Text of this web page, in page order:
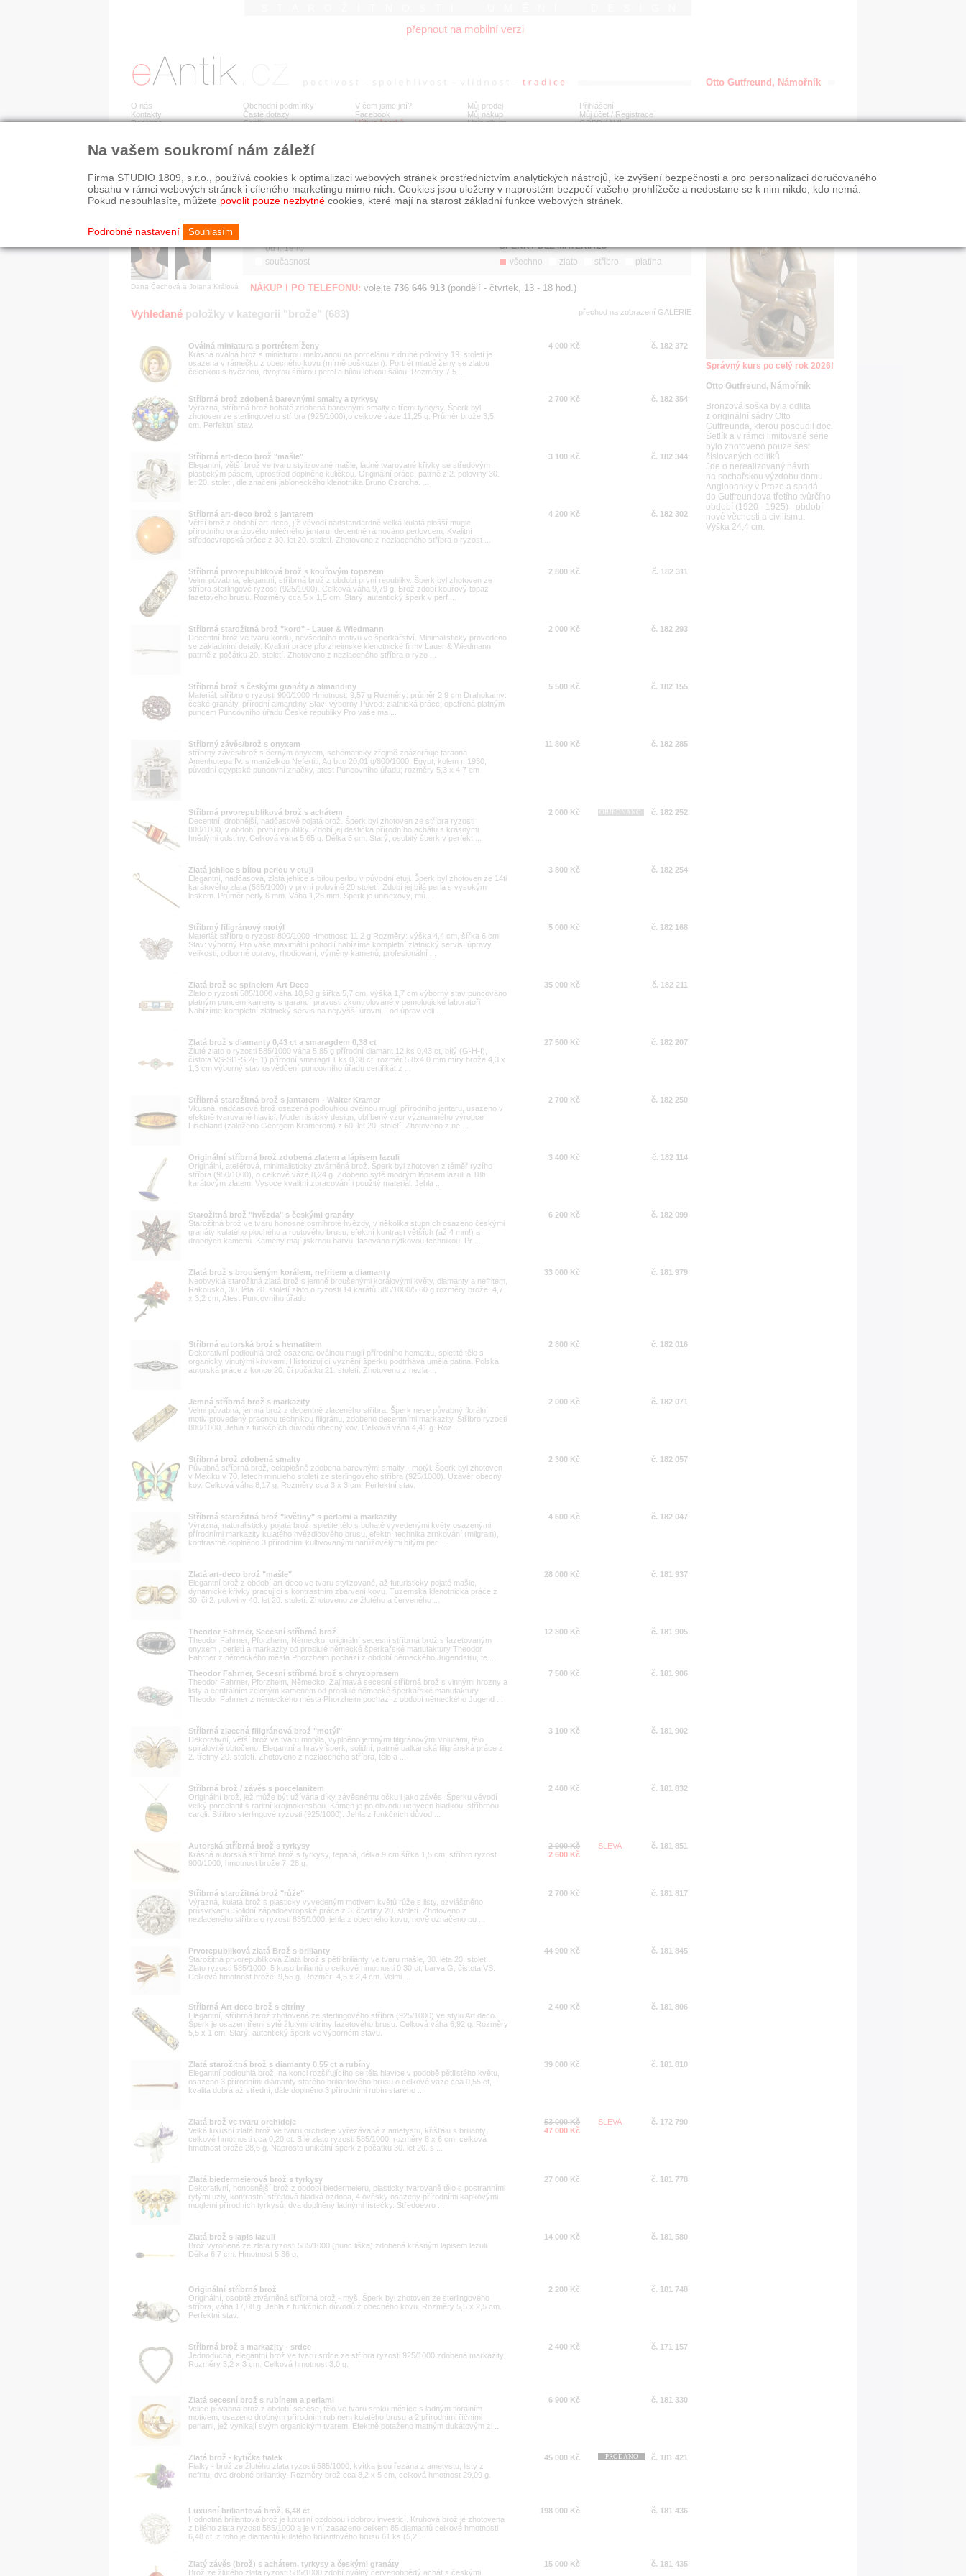
přepnout na mobilní verzi
O nás
Kontakty
Recenze
Obchodní podmínky
Časté dotazy
Ceník
V čem jsme jiní?
Facebook
Výkup šperků
Můj prodej
Můj nákup
Moje album
Přihlášení
Můj účet / Registrace
GDPR/AML
Jsme prověřená firma
Zákazníci u nás oceňují:
■ odborné zázemí
■ bezpečné prostředí
Dana Čechová a Jolana Králová
RYCHLÉ HLEDÁNÍ
HISTORICKÉ OBDOBÍ
všechno
před r. 1800
od r. 1940
současnost
STÁŘÍ NABÍDKY
všechno
jen poslední den
ŘAZENÍ
nejnovější napřed
podle cen sestupně
SLEVY
jen slevy
ŠPERKY DLE MATERIÁLU
všechno
zlato stříbro platina
NÁKUP I PO TELEFONU: volejte 736 646 913 (pondělí - čtvrtek, 13 - 18 hod.)
Vyhledané položky v kategorii "brože" (683) přechod na zobrazení GALERIE
Oválná miniatura s portrétem ženy
Krásná oválná brož s miniaturou malovanou na porcelánu z druhé poloviny 19. století je
osazena v rámečku z obecného kovu (mírně poškozen). Portrét mladé ženy se zlatou
čelenkou s hvězdou, dvojitou šňůrou perel a bílou lehkou šálou. Rozměry 7,5 ...
4 000 Kč č. 182 372
Stříbrná brož zdobená barevnými smalty a tyrkysy
Výrazná, stříbrná brož bohatě zdobená barevnými smalty a třemi tyrkysy. Šperk byl
zhotoven ze sterlingového stříbra (925/1000),o celkové váze 11,25 g. Průměr brože 3,5
cm. Perfektní stav.
2 700 Kč č. 182 354
Stříbrná art-deco brož "mašle"
Elegantní, větší brož ve tvaru stylizované mašle, ladně tvarované křivky se středovým
plastickým pásem, uprostřed doplněno kuličkou. Originální práce, patrně z 2. poloviny 30.
let 20. století, dle značení jabloneckého klenotníka Bruno Czorcha. ...
3 100 Kč č. 182 344
Stříbrná art-deco brož s jantarem
Větší brož z období art-deco, jíž vévodí nadstandardně velká kulatá plošší mugle
přírodního oranžového mléčného jantaru, decentně rámováno perlovcem. Kvalitní
středoevropská práce z 30. let 20. století. Zhotoveno z nezlaceného stříbra o ryzost ...
4 200 Kč č. 182 302
Stříbrná prvorepubliková brož s kouřovým topazem
Velmi půvabná, elegantní, stříbrná brož z období první republiky. Šperk byl zhotoven ze
stříbra sterlingové ryzosti (925/1000). Celková váha 9,79 g. Brož zdobí kouřový topaz
fazetového brusu. Rozměry cca 5 x 1,5 cm. Starý, autentický šperk v perf ...
2 800 Kč č. 182 311
Stříbrná starožitná brož "kord" - Lauer & Wiedmann
Decentní brož ve tvaru kordu, nevšedního motivu ve šperkařství. Minimalisticky provedeno
se základními detaily. Kvalitní práce pforzheimské klenotnické firmy Lauer & Wiedmann
patrně z počátku 20. století. Zhotoveno z nezlaceného stříbra o ryzo ...
2 000 Kč č. 182 293
Stříbrná brož s českými granáty a almandiny
Materiál: stříbro o ryzosti 900/1000 Hmotnost: 9,57 g Rozměry: průměr 2,9 cm Drahokamy:
české granáty, přírodní almandiny Stav: výborný Původ: zlatnická práce, opatřená platným
puncem Puncovního úřadu České republiky Pro vaše ma ...
5 500 Kč č. 182 155
Stříbrný závěs/brož s onyxem
stříbrný závěs/brož s černým onyxem, schématicky zřejmě znázorňuje faraona
Amenhotepa IV. s manželkou Nefertiti, Ag btto 20,01 g/800/1000, Egypt, kolem r. 1930,
původní egyptské puncovní značky, atest Puncovního úřadu; rozměry 5,3 x 4,7 cm
11 800 Kč č. 182 285
Stříbrná prvorepubliková brož s achátem
Decentní, drobnější, nadčasově pojatá brož. Šperk byl zhotoven ze stříbra ryzosti
800/1000, v období první republiky. Zdobí jej destička přírodního achátu s krásnými
hnědými odstíny. Celková váha 5,65 g. Délka 5 cm. Starý, osobitý šperk v perfekt ...
2 000 Kč OBJEDNÁNO č. 182 252
Zlatá jehlice s bílou perlou v etuji
Elegantní, nadčasová, zlatá jehlice s bílou perlou v původní etuji. Šperk byl zhotoven ze 14ti
karátového zlata (585/1000) v první polovině 20.století. Zdobí jej bílá perla s vysokým
leskem. Průměr perly 6 mm. Váha 1,26 mm. Šperk je unisexový, mů ...
3 800 Kč č. 182 254
Stříbrný filigránový motýl
Materiál: stříbro o ryzosti 800/1000 Hmotnost: 11,2 g Rozměry: výška 4,4 cm, šířka 6 cm
Stav: výborný Pro vaše maximální pohodlí nabízíme kompletní zlatnický servis: úpravy
velikosti, odborné opravy, rhodiování, výměny kamenů, profesionální ...
5 000 Kč č. 182 168
Zlatá brož se spinelem Art Deco
Zlato o ryzosti 585/1000 váha 10,98 g šířka 5,7 cm, výška 1,7 cm výborný stav puncováno
platným puncem kameny s garancí pravosti zkontrolované v gemologické laboratoři
Nabízíme kompletní zlatnický servis na nejvyšší úrovni – od úprav veli ...
35 000 Kč č. 182 211
Zlatá brož s diamanty 0,43 ct a smaragdem 0,38 ct
Žluté zlato o ryzosti 585/1000 váha 5,85 g přírodní diamant 12 ks 0,43 ct, bílý (G-H-I),
čistota VS-SI1-SI2(-I1) přírodní smaragd 1 ks 0,38 ct, rozměr 5,8x4,0 mm míry brože 4,3 x
1,3 cm výborný stav osvědčení puncovního úřadu certifikát z ...
27 500 Kč č. 182 207
Stříbrná starožitná brož s jantarem - Walter Kramer
Vkusná, nadčasová brož osazená podlouhlou oválnou muglí přírodního jantaru, usazeno v
efektně tvarované hlavici. Modernistický design, oblíbený vzor významného výrobce
Fischland (založeno Georgem Kramerem) z 60. let 20. století. Zhotoveno z ne ...
2 700 Kč č. 182 250
Originální stříbrná brož zdobená zlatem a lápisem lazuli
Originální, ateliérová, minimalisticky ztvárněná brož. Šperk byl zhotoven z téměř ryzího
stříbra (950/1000), o celkové váze 8,24 g. Zdobeno sytě modrým lápisem lazuli a 18ti
karátovým zlatem. Vysoce kvalitní zpracování i použitý materiál. Jehla ...
3 400 Kč č. 182 114
Starožitná brož "hvězda" s českými granáty
Starožitná brož ve tvaru honosné osmihroté hvězdy, v několika stupních osazeno českými
granáty kulatého plochého a routového brusu, efektní kontrast větších (až 4 mm!) a
drobných kamenů. Kameny mají jiskrnou barvu, fasováno nýtkovou technikou. Pr ...
6 200 Kč č. 182 099
Zlatá brož s broušeným korálem, nefritem a diamanty
Neobvyklá starožitná zlatá brož s jemně broušenými korálovými květy, diamanty a nefritem,
Rakousko, 30. léta 20. století zlato o ryzosti 14 karátů 585/1000/5,60 g rozměry brože: 4,7
x 3,2 cm, Atest Puncovního úřadu
33 000 Kč č. 181 979
Stříbrná autorská brož s hematitem
Dekorativní podlouhlá brož osazena oválnou muglí přírodního hematitu, spletité tělo s
organicky vinutými křivkami. Historizující vyznění šperku podtrhává umělá patina. Polská
autorská práce z konce 20. či počátku 21. století. Zhotoveno z nezla ...
2 800 Kč č. 182 016
Jemná stříbrná brož s markazity
Velmi půvabná, jemná brož z decentně zlaceného stříbra. Šperk nese půvabný florální
motiv provedený pracnou technikou filigránu, zdobeno decentními markazity. Stříbro ryzosti
800/1000. Jehla z funkčních důvodů obecný kov. Celková váha 4,41 g. Roz ...
2 000 Kč č. 182 071
Stříbrná brož zdobená smalty
Půvabná stříbrná brož, celoplošně zdobena barevnými smalty - motýl. Šperk byl zhotoven
v Mexiku v 70. letech minulého století ze sterlingového stříbra (925/1000). Uzávěr obecný
kov. Celková váha 8,17 g. Rozměry cca 3 x 3 cm. Perfektní stav.
2 300 Kč č. 182 057
Stříbrná starožitná brož "květiny" s perlami a markazity
Výrazná, naturalisticky pojatá brož, spletité tělo s bohatě vyvedenými květy osazenými
přírodními markazity kulatého hvězdicového brusu, efektní technika zrnkování (milgrain),
kontrastně doplněno 3 přírodními kultivovanými narůžovělými bílými per ...
4 600 Kč č. 182 047
Zlatá art-deco brož "mašle"
Elegantní brož z období art-deco ve tvaru stylizované, až futuristicky pojaté mašle,
dynamické křivky pracující s kontrastním zbarvení kovu. Tuzemská klenotnická práce z
30. či 2. poloviny 40. let 20. století. Zhotoveno ze žlutého a červeného ...
28 000 Kč č. 181 937
Theodor Fahrner, Secesní stříbrná brož
Theodor Fahrner, Pforzheim, Německo, originální secesní stříbrná brož s fazetovaným
onyxem , perletí a markazity od proslulé německé šperkařské manufaktury Theodor
Fahrner z německého města Phorzheim pochází z období německého Jugendstilu, te ...
12 800 Kč č. 181 905
Theodor Fahrner, Secesní stříbrná brož s chryzoprasem
Theodor Fahrner, Pforzheim, Německo, Zajímavá secesní stříbrná brož s vinnými hrozny a
listy a centrálním zeleným kamenem od proslulé německé šperkařské manufaktury
Theodor Fahrner z německého města Phorzheim pochází z období německého Jugend ...
7 500 Kč č. 181 906
Stříbrná zlacená filigránová brož "motýl"
Dekorativní, větší brož ve tvaru motýla, vyplněno jemnými filigránovými volutami, tělo
spirálovitě obtočeno. Elegantní a hravý šperk, solidní, patrně balkánská filigránská práce z
2. třetiny 20. století. Zhotoveno z nezlaceného stříbra, tělo a ...
3 100 Kč č. 181 902
Stříbrná brož / závěs s porcelanitem
Originální brož, jež může být užívána díky závěsnému očku i jako závěs. Šperku vévodí
velký porcelanit s raritní krajinokresbou. Kámen je po obvodu uchycen hladkou, stříbrnou
carglí. Stříbro sterlingové ryzosti (925/1000). Jehla z funkčních důvod ...
2 400 Kč č. 181 832
Autorská stříbrná brož s tyrkysy
Krásná autorská stříbrná brož s tyrkysy, tepaná, délka 9 cm šířka 1,5 cm, stříbro ryzost
900/1000, hmotnost brože 7, 28 g.
2 900 Kč
2 600 Kč
SLEVA č. 181 851
Stříbrná starožitná brož "růže"
Výrazná, kulatá brož s plasticky vyvedeným motivem květů růže s listy, ozvláštněno
průsvitkami. Solidní západoevropská práce z 3. čtvrtiny 20. století. Zhotoveno z
nezlaceného stříbra o ryzosti 835/1000, jehla z obecného kovu; nově označeno pu ...
2 700 Kč č. 181 817
Prvorepubliková zlatá Brož s brilianty
Starožitná prvorepubliková Zlatá brož s pěti brilianty ve tvaru mašle, 30. léta 20. století.
Zlato ryzosti 585/1000. 5 kusu briliantů o celkové hmotnosti 0,30 ct, barva G, čistota VS.
Celková hmotnost brože: 9,55 g. Rozměr: 4,5 x 2,4 cm. Velmi ...
44 900 Kč č. 181 845
Stříbrná Art deco brož s citríny
Elegantní, stříbrná brož zhotovená ze sterlingového stříbra (925/1000) ve stylu Art deco.
Šperk je osazen třemi sytě žlutými citríny fazetového brusu. Celková váha 6,92 g. Rozměry
5,5 x 1 cm. Starý, autentický šperk ve výborném stavu.
2 400 Kč č. 181 806
Zlatá starožitná brož s diamanty 0,55 ct a rubíny
Elegantní podlouhlá brož, na konci rozšiřujícího se těla hlavice v podobě pětilistého květu,
osazeno 3 přírodními diamanty starého briliantového brusu o celkové váze cca 0,55 ct,
kvalita dobrá až střední, dále doplněno 3 přírodními rubín starého ...
39 000 Kč č. 181 810
Zlatá brož ve tvaru orchideje
Velká luxusní zlatá brož ve tvaru orchideje vyřezávané z ametystu, křišťálu s brilianty
celkové hmotnosti cca 0,20 ct. Bílé zlato ryzosti 585/1000, rozměry 8 x 6 cm, celková
hmotnost brože 28,6 g. Naprosto unikátní šperk z počátku 30. let 20. s ...
53 000 Kč
47 000 Kč
SLEVA č. 172 790
Zlatá biedermeierová brož s tyrkysy
Dekorativní, honosnější brož z období biedermeieru, plasticky tvarovaně tělo s postranními
rytými uzly, kontrastní středová hladká ozdoba, 4 ověsky osazeny přírodními kapkovými
muglemi přírodních tyrkysů, dva doplněny ladnými lístečky. Středoevro ...
27 000 Kč č. 181 778
Zlatá brož s lapis lazuli
Brož vyrobená ze zlata ryzosti 585/1000 (punc liška) zdobená krásným lapisem lazuli.
Délka 6,7 cm. Hmotnost 5,36 g.
14 000 Kč č. 181 580
Originální stříbrná brož
Originální, osobitě ztvárněná stříbrná brož - myš. Šperk byl zhotoven ze sterlingového
stříbra, váha 17,08 g. Jehla z funkčních důvodů z obecného kovu. Rozměry 5,5 x 2,5 cm.
Perfektní stav.
2 200 Kč č. 181 748
Stříbrná brož s markazity - srdce
Jednoduchá, elegantní brož ve tvaru srdce ze stříbra ryzosti 925/1000 zdobená markazity.
Rozměry 3,2 x 3 cm. Celková hmotnost 3,0 g.
2 400 Kč č. 171 157
Zlatá secesní brož s rubínem a perlami
Velice půvabná brož z období secese, tělo ve tvaru srpku měsíce s ladným florálním
motivem, osazeno drobným přírodním rubínem kulatého brusu a 2 přírodními říčními
perlami, jež vynikají svým organickým tvarem. Efektně potaženo matným dukátovým zl ...
6 900 Kč č. 181 330
Zlatá brož - kytička fialek
Fialky - brož ze žlutého zlata ryzosti 585/1000, kvítka jsou řezána z ametystu, listy z
nefritu, dva drobné briliantky. Rozměry brož cca 8,2 x 5 cm, celková hmotnost 29,09 g.
45 000 Kč PRODÁNO č. 181 421
Luxusní briliantová brož, 6,48 ct
Hodnotná briliantová brož je luxusní ozdobou i dobrou investicí. Kruhová brož je zhotovena
z bílého zlata ryzosti 585/1000 a je v ní zasazeno celkem 85 diamantů celkové hmotnosti
6,48 ct, z toho je diamantů kulatého briliantového brusu 61 ks (5,2 ...
198 000 Kč č. 181 436
Zlatý závěs (brož) s achátem, tyrkysy a českými granáty
Brož ze žlutého zlata ryzosti 585/1000 zdobí oválný červenohnědý achát s českými
15 000 Kč č. 181 435
Otto Gutfreund, Námořník
Správný kurs po celý rok 2026!
Otto Gutfreund, Námořník
Bronzová soška byla odlita
z originální sádry Otto
Gutfreunda, kterou posoudil doc.
Šetlík a v rámci limitované série
bylo zhotoveno pouze šest
číslovaných odlitků.
Jde o nerealizovaný návrh
na sochařskou výzdobu domu
Anglobanky v Praze a spadá
do Gutfreundova třetího tvůrčího
období (1920 - 1925) - období
nové věcnosti a civilismu.
Výška 24,4 cm.
Na vašem soukromí nám záleží
Firma STUDIO 1809, s.r.o., používá cookies k optimalizaci webových stránek prostřednictvím analytických nástrojů, ke zvýšení bezpečnosti a pro personalizaci doručovaného
obsahu v rámci webových stránek i cíleného marketingu mimo nich. Cookies jsou uloženy v naprostém bezpečí vašeho prohlížeče a nedostane se k nim nikdo, kdo nemá.
Pokud nesouhlasíte, můžete povolit pouze nezbytné cookies, které mají na starost základní funkce webových stránek.
Podrobné nastavení Souhlasím